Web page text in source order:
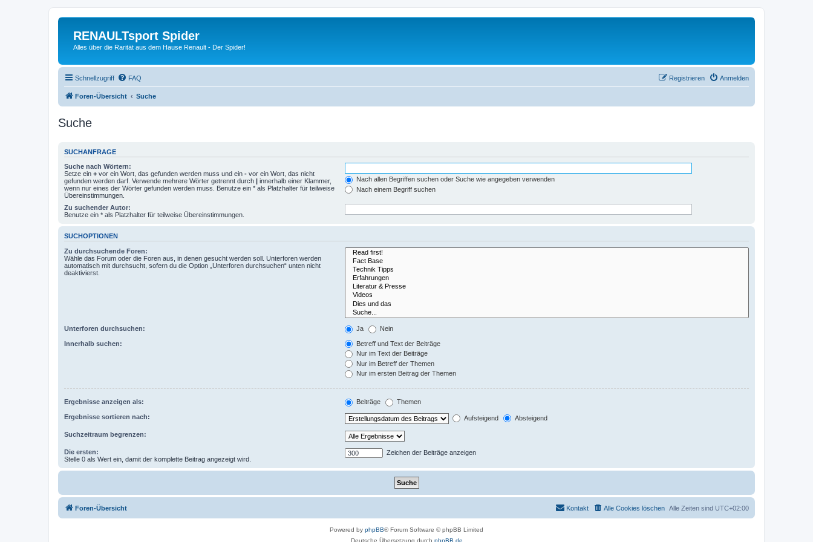
RENAULTsport Spider
Alles über die Rarität aus dem Hause Renault - Der Spider!
Schnellzugriff FAQ Anmelden
Registrieren
Foren-Übersicht Suche
Suche
SUCHANFRAGE
Suche nach Wörtern:
Setze ein + vor ein Wort, das gefunden werden muss und ein - vor ein Wort, das nicht
gefunden werden darf. Verwende mehrere Wörter getrennt durch | innerhalb einer Klammer,
wenn nur eines der Wörter gefunden werden muss. Benutze ein * als Platzhalter für teilweise
Übereinstimmungen.
Nach allen Begriffen suchen oder Suche wie angegeben verwenden
Nach einem Begriff suchen
Zu suchender Autor:
Benutze ein * als Platzhalter für teilweise Übereinstimmungen.
SUCHOPTIONEN
Zu durchsuchende Foren:
Wähle das Forum oder die Foren aus, in denen gesucht werden soll. Unterforen werden
automatisch mit durchsucht, sofern du die Option „Unterforen durchsuchen“ unten nicht
deaktivierst.
Unterforen durchsuchen: Ja Nein
Innerhalb suchen:
Betreff und Text der Beiträge
Nur im Text der Beiträge
Nur im Betreff der Themen
Nur im ersten Beitrag der Themen
Ergebnisse anzeigen als: Beiträge Themen
Ergebnisse sortieren nach: Aufsteigend Absteigend
Suchzeitraum begrenzen:
Die ersten:
Stelle 0 als Wert ein, damit der komplette Beitrag angezeigt wird.
Zeichen der Beiträge anzeigen
Foren-Übersicht Alle Zeiten sind UTC+02:00
Alle Cookies löschen
Kontakt
Powered by phpBB® Forum Software © phpBB Limited
Deutsche Übersetzung durch phpBB.de